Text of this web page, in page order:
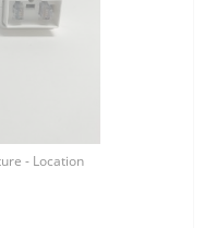
- Location